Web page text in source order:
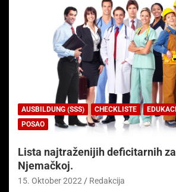
AUSBILDUNG (SSS) CHECKLISTE
POSAO
Lista najtraženijih deficitarnih
Njemačkoj.
15. Oktober 2022 Redakcija